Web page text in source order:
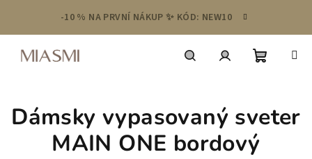
obsah
-10 % NA PRVNÍ NÁKUP ✨ KÓD: NEW10
košík
Dámsky vypasovaný sveter
MAIN ONE bordový